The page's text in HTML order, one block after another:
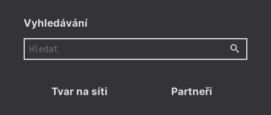
Vyhledávání
Tvar na síti Partneři